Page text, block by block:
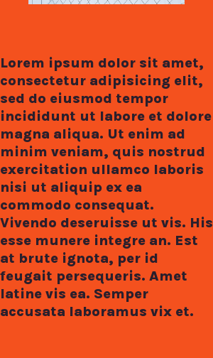
Lorem ipsum dolor sit amet,
consectetur adipisicing elit,
sed do eiusmod tempor
incididunt ut labore et dolore
magna aliqua. Ut enim ad
minim veniam, quis nostrud
exercitation ullamco laboris
nisi ut aliquip ex ea
commodo consequat.
Vivendo deseruisse ut vis. His
esse munere integre an. Est
at brute ignota, per id
feugait persequeris. Amet
latine vis ea. Semper
accusata laboramus vix et.